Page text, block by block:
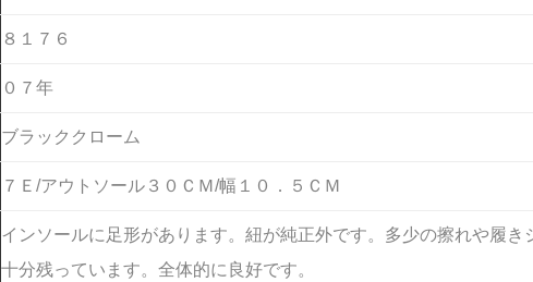
８１７６
０７年
ブラッククローム
７Ｅ/アウトソール３０ＣＭ/幅１０．５ＣＭ
インソールに足形があります。紐が純正外です。多少の擦れや履
十分残っています。全体的に良好です。